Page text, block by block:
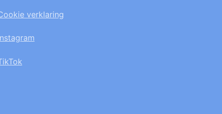
verklaring